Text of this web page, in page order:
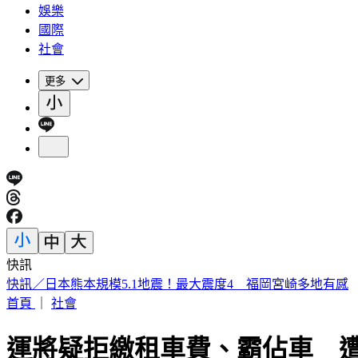
娛樂
國際
社會
更多
快訊
《夏日活動》航海王首度降臨花蓮鯉魚潭FUN暑假活動
首頁
社會
運將疑拒繳租車費、霸佔車